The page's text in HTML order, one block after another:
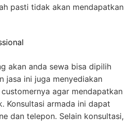
pasti tidak akan mendapatkan
akan anda sewa bisa dipilih
jasa ini juga menyediakan
agar mendapatkan
Konsultasi armada ini dapat
dan telepon. Selain konsultasi,